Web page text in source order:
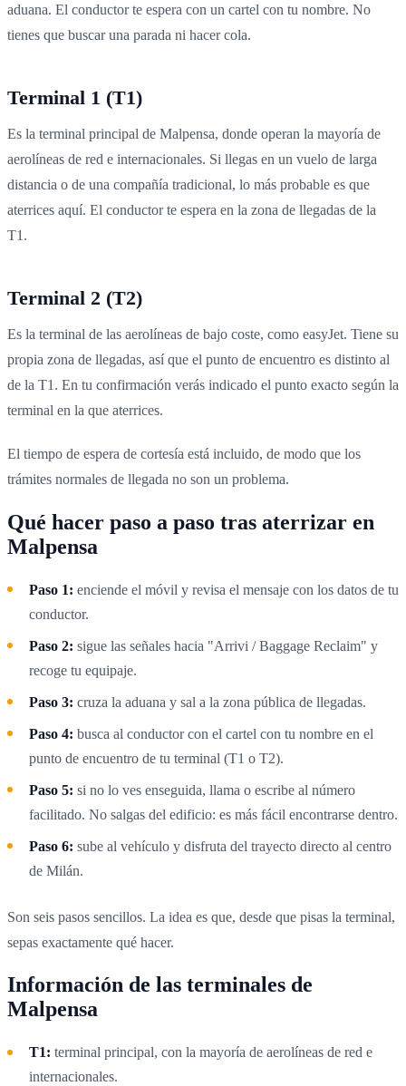
aduana. El conductor te espera con un cartel con tu nombre. No
tienes que buscar una parada ni hacer cola.
Terminal 1 (T1)
Es la terminal principal de Malpensa, donde operan la mayoría de
aerolíneas de red e internacionales. Si llegas en un vuelo de larga
distancia o de una compañía tradicional, lo más probable es que
aterrices aquí. El conductor te espera en la zona de llegadas de la
T1.
Terminal 2 (T2)
Es la terminal de las aerolíneas de bajo coste, como easyJet. Tiene su
propia zona de llegadas, así que el punto de encuentro es distinto al
de la T1. En tu confirmación verás indicado el punto exacto según la
terminal en la que aterrices.
El tiempo de espera de cortesía está incluido, de modo que los
trámites normales de llegada no son un problema.
Qué hacer paso a paso tras aterrizar en
Malpensa
Paso 1: enciende el móvil y revisa el mensaje con los datos de tu
conductor.
Paso 2: sigue las señales hacia "Arrivi / Baggage Reclaim" y
recoge tu equipaje.
Paso 3: cruza la aduana y sal a la zona pública de llegadas.
Paso 4: busca al conductor con el cartel con tu nombre en el
punto de encuentro de tu terminal (T1 o T2).
Paso 5: si no lo ves enseguida, llama o escribe al número
facilitado. No salgas del edificio: es más fácil encontrarse dentro.
Paso 6: sube al vehículo y disfruta del trayecto directo al centro
de Milán.
Son seis pasos sencillos. La idea es que, desde que pisas la terminal,
sepas exactamente qué hacer.
Información de las terminales de
Malpensa
T1: terminal principal, con la mayoría de aerolíneas de red e
internacionales.